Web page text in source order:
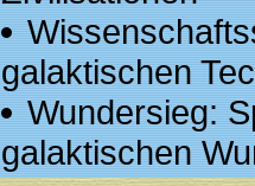
galaktischen
Wundersieg:
galaktischen